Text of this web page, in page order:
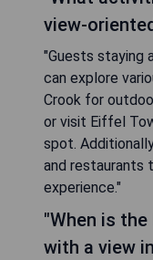
view-
"Guests staying
can explore
Crook for
or visit Eiffel
spot.
and restaurants
experience."
"When is
with a view